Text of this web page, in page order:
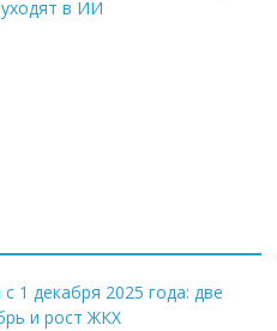
в ИИ
1 декабря 2025 года: две
и рост ЖКХ